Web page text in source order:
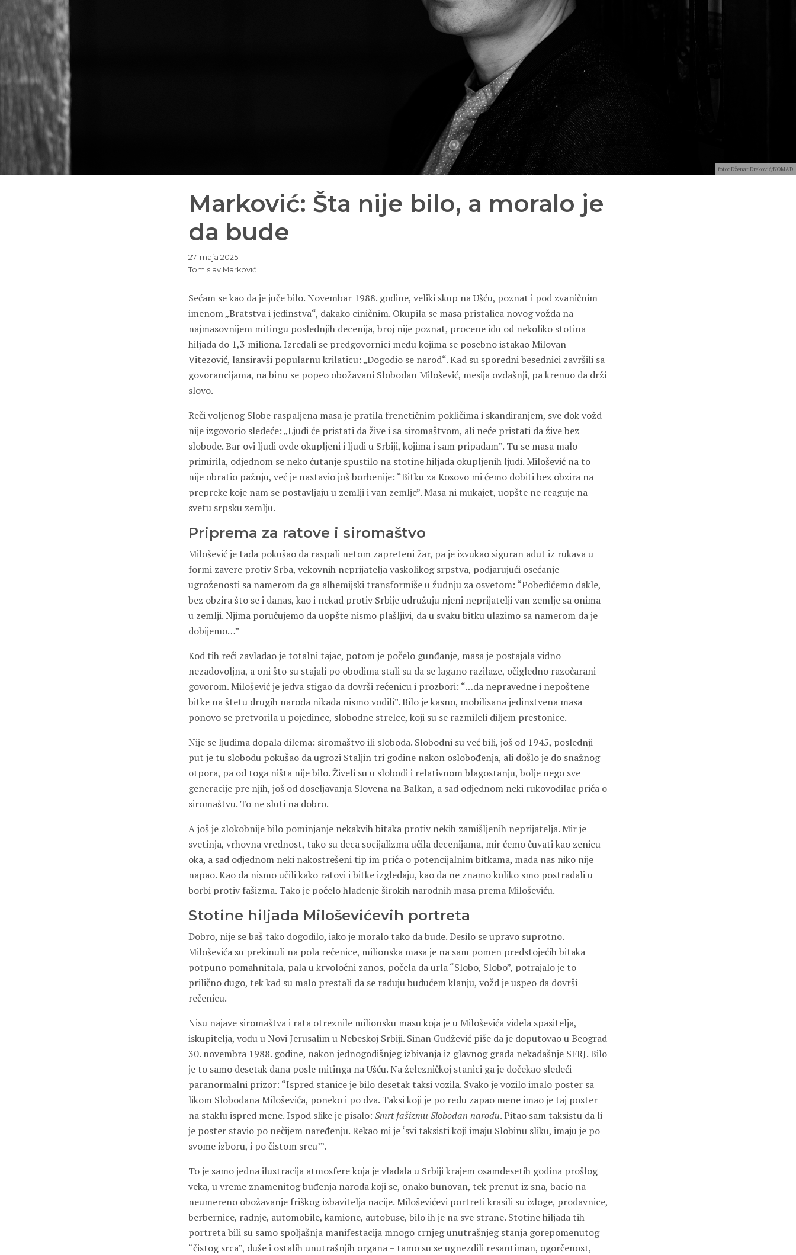
foto: Dženat Dreković/NOMAD
Marković: Šta nije bilo, a moralo je
da bude
27. maja 2025.
Tomislav Marković
Sećam se kao da je juče bilo. Novembar 1988. godine, veliki skup na Ušću, poznat i pod zvaničnim
imenom „Bratstva i jedinstva“, dakako ciničnim. Okupila se masa pristalica novog vožda na
najmasovnijem mitingu poslednjih decenija, broj nije poznat, procene idu od nekoliko stotina
hiljada do 1,3 miliona. Izređali se predgovornici među kojima se posebno istakao Milovan
Vitezović, lansiravši popularnu krilaticu: „Dogodio se narod“. Kad su sporedni besednici završili sa
govorancijama, na binu se popeo obožavani Slobodan Milošević, mesija ovdašnji, pa krenuo da drži
slovo.
Reči voljenog Slobe raspaljena masa je pratila frenetičnim pokličima i skandiranjem, sve dok vožd
nije izgovorio sledeće: „Ljudi će pristati da žive i sa siromaštvom, ali neće pristati da žive bez
slobode. Bar ovi ljudi ovde okupljeni i ljudi u Srbiji, kojima i sam pripadam”. Tu se masa malo
primirila, odjednom se neko ćutanje spustilo na stotine hiljada okupljenih ljudi. Milošević na to
nije obratio pažnju, već je nastavio još borbenije: “Bitku za Kosovo mi ćemo dobiti bez obzira na
prepreke koje nam se postavljaju u zemlji i van zemlje”. Masa ni mukajet, uopšte ne reaguje na
svetu srpsku zemlju.
Priprema za ratove i siromaštvo
Milošević je tada pokušao da raspali netom zapreteni žar, pa je izvukao siguran adut iz rukava u
formi zavere protiv Srba, vekovnih neprijatelja vaskolikog srpstva, podjarujući osećanje
ugroženosti sa namerom da ga alhemijski transformiše u žudnju za osvetom: “Pobedićemo dakle,
bez obzira što se i danas, kao i nekad protiv Srbije udružuju njeni neprijatelji van zemlje sa onima
u zemlji. Njima poručujemo da uopšte nismo plašljivi, da u svaku bitku ulazimo sa namerom da je
dobijemo…”
Kod tih reči zavladao je totalni tajac, potom je počelo gunđanje, masa je postajala vidno
nezadovoljna, a oni što su stajali po obodima stali su da se lagano razilaze, očigledno razočarani
govorom. Milošević je jedva stigao da dovrši rečenicu i prozbori: “…da nepravedne i nepoštene
bitke na štetu drugih naroda nikada nismo vodili”. Bilo je kasno, mobilisana jedinstvena masa
ponovo se pretvorila u pojedince, slobodne strelce, koji su se razmileli diljem prestonice.
Nije se ljudima dopala dilema: siromaštvo ili sloboda. Slobodni su već bili, još od 1945, poslednji
put je tu slobodu pokušao da ugrozi Staljin tri godine nakon oslobođenja, ali došlo je do snažnog
otpora, pa od toga ništa nije bilo. Živeli su u slobodi i relativnom blagostanju, bolje nego sve
generacije pre njih, još od doseljavanja Slovena na Balkan, a sad odjednom neki rukovodilac priča o
siromaštvu. To ne sluti na dobro.
A još je zlokobnije bilo pominjanje nekakvih bitaka protiv nekih zamišljenih neprijatelja. Mir je
svetinja, vrhovna vrednost, tako su deca socijalizma učila decenijama, mir ćemo čuvati kao zenicu
oka, a sad odjednom neki nakostrešeni tip im priča o potencijalnim bitkama, mada nas niko nije
napao. Kao da nismo učili kako ratovi i bitke izgledaju, kao da ne znamo koliko smo postradali u
borbi protiv fašizma. Tako je počelo hlađenje širokih narodnih masa prema Miloševiću.
Stotine hiljada Miloševićevih portreta
Dobro, nije se baš tako dogodilo, iako je moralo tako da bude. Desilo se upravo suprotno.
Miloševića su prekinuli na pola rečenice, milionska masa je na sam pomen predstojećih bitaka
potpuno pomahnitala, pala u krvoločni zanos, počela da urla “Slobo, Slobo”, potrajalo je to
prilično dugo, tek kad su malo prestali da se raduju budućem klanju, vožd je uspeo da dovrši
rečenicu.
Nisu najave siromaštva i rata otreznile milionsku masu koja je u Miloševića videla spasitelja,
iskupitelja, vođu u Novi Jerusalim u Nebeskoj Srbiji. Sinan Gudžević piše da je doputovao u Beograd
30. novembra 1988. godine, nakon jednogodišnjeg izbivanja iz glavnog grada nekadašnje SFRJ. Bilo
je to samo desetak dana posle mitinga na Ušću. Na železničkoj stanici ga je dočekao sledeći
paranormalni prizor: “Ispred stanice je bilo desetak taksi vozila. Svako je vozilo imalo poster sa
likom Slobodana Miloševića, poneko i po dva. Taksi koji je po redu zapao mene imao je taj poster
na staklu ispred mene. Ispod slike je pisalo: Smrt fašizmu Slobodan narodu. Pitao sam taksistu da li
je poster stavio po nečijem naređenju. Rekao mi je ‘svi taksisti koji imaju Slobinu sliku, imaju je po
svome izboru, i po čistom srcu’”.
To je samo jedna ilustracija atmosfere koja je vladala u Srbiji krajem osamdesetih godina prošlog
veka, u vreme znamenitog buđenja naroda koji se, onako bunovan, tek prenut iz sna, bacio na
neumereno obožavanje friškog izbavitelja nacije. Miloševićevi portreti krasili su izloge, prodavnice,
berbernice, radnje, automobile, kamione, autobuse, bilo ih je na sve strane. Stotine hiljada tih
portreta bili su samo spoljašnja manifestacija mnogo crnjeg unutrašnjeg stanja gorepomenutog
“čistog srca”, duše i ostalih unutrašnjih organa – tamo su se ugnezdili resantiman, ogorčenost,